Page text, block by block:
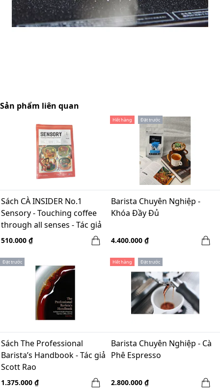
Sản phẩm liên quan
Sách CÀ INSIDER No.1
Sensory - Touching coffee
through all senses - Tác giả
Julie Dang
510.000 ₫
Hết hàng Đặt trước
Barista Chuyên Nghiệp -
Khóa Đầy Đủ
4.400.000 ₫
Đặt trước
Sách The Professional
Barista’s Handbook - Tác giả
Scott Rao
1.375.000 ₫
Hết hàng Đặt trước
Barista Chuyên Nghiệp - Cà
Phê Espresso
2.800.000 ₫